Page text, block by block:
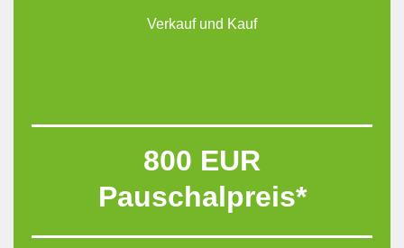
Verkauf und Kauf
800 EUR
Pauschalpreis*